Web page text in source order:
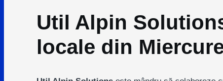
Util Alpin
locale din